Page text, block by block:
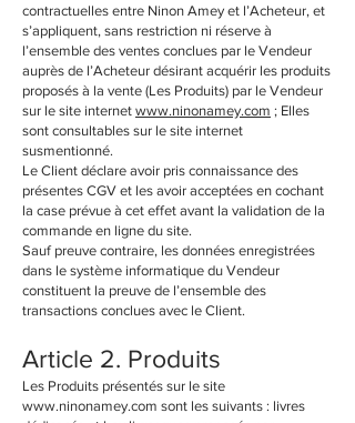
contractuelles entre Ninon Amey et l’Acheteur, et
s’appliquent, sans restriction ni réserve à
l’ensemble des ventes conclues par le Vendeur
auprès de l’Acheteur désirant acquérir les produits
proposés à la vente (Les Produits) par le Vendeur
sur le site internet www.ninonamey.com ; Elles
sont consultables sur le site internet
susmentionné.
Le Client déclare avoir pris connaissance des
présentes CGV et les avoir acceptées en cochant
la case prévue à cet effet avant la validation de la
commande en ligne du site.
Sauf preuve contraire, les données enregistrées
dans le système informatique du Vendeur
constituent la preuve de l’ensemble des
transactions conclues avec le Client.
Article 2. Produits
Les Produits présentés sur le site
www.ninonamey.com sont les suivants : livres